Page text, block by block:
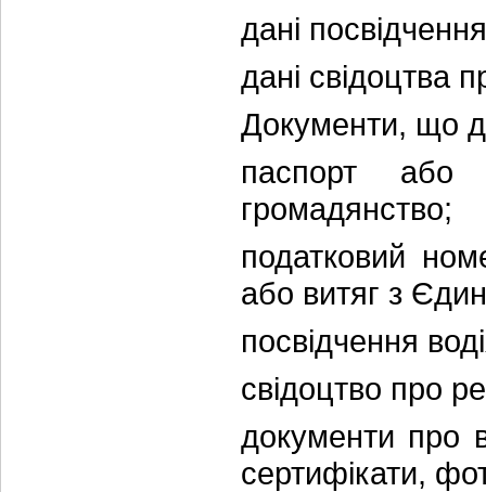
дані
дані свідоцтва
Документи, що
паспорт або
громадянство;
податковий
або витяг з
посвідчення
свідоцтво про
документи про
сертифікати,